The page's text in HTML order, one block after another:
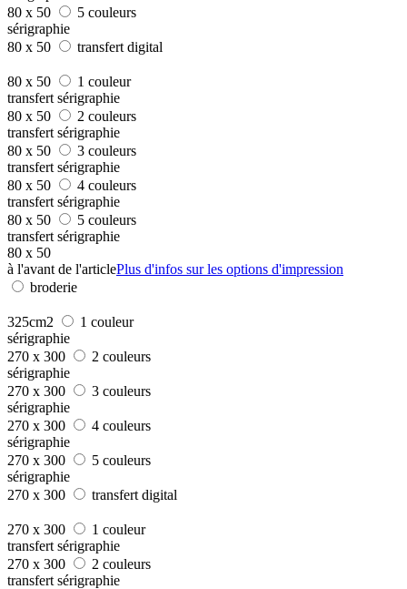
80 x 50
5 couleurs
sérigraphie
80 x 50
transfert digital
80 x 50
1 couleur
transfert sérigraphie
80 x 50
2 couleurs
transfert sérigraphie
80 x 50
3 couleurs
transfert sérigraphie
80 x 50
4 couleurs
transfert sérigraphie
80 x 50
5 couleurs
transfert sérigraphie
80 x 50
à l'avant de l'articlePlus d'infos sur les options d'impression
broderie
325cm2
1 couleur
sérigraphie
270 x 300
2 couleurs
sérigraphie
270 x 300
3 couleurs
sérigraphie
270 x 300
4 couleurs
sérigraphie
270 x 300
5 couleurs
sérigraphie
270 x 300
transfert digital
270 x 300
1 couleur
transfert sérigraphie
270 x 300
2 couleurs
transfert sérigraphie